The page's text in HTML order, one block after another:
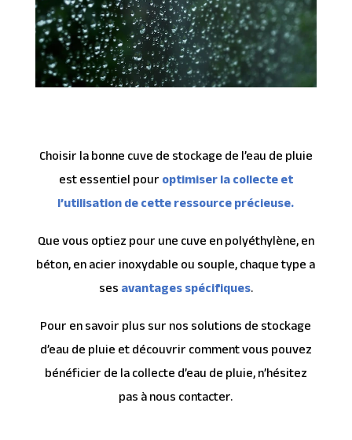
Choisir la bonne cuve de stockage de l’eau de pluie
est essentiel pouroptimiser la collecte et
l’utilisation de cette ressource précieuse.
Que vous optiez pour une cuve en polyéthylène, en
béton, en acier inoxydable ou souple, chaque type a
sesavantages spécifiques.
Pour en savoir plus sur nos solutions de stockage
d’eau de pluie et découvrir comment vous pouvez
bénéficier de la collecte d’eau de pluie, n’hésitez
pas à nous contacter.